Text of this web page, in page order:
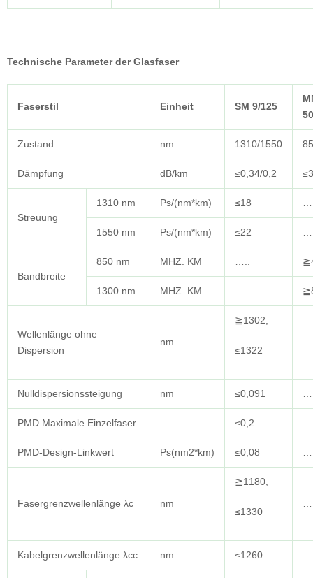
Technische Parameter der Glasfaser
Faserstil Einheit SM 9/125
Zustand nm 1310/1550
Dämpfung dB/km ≤0,34/0,2
Streuung
1310 nm Ps/(nm*km) ≤18
1550 nm Ps/(nm*km) ≤22
Bandbreite
850 nm MHZ. KM …..
1300 nm MHZ. KM …..
Wellenlänge ohne
Dispersion
nm
≧1302,
≤1322
Nulldispersionssteigung nm ≤0,091
PMD Maximale Einzelfaser ≤0,2
PMD-Design-Linkwert Ps(nm2*km) ≤0,08
Fasergrenzwellenlänge λc nm
≧1180,
≤1330
Kabelgrenzwellenlänge λcc nm ≤1260